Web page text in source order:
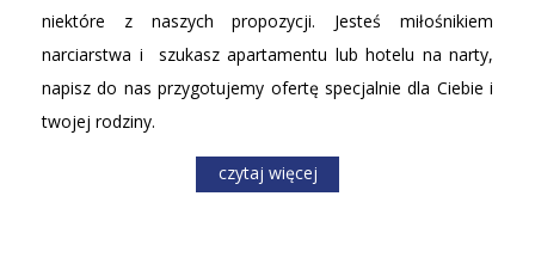
niektóre z naszych propozycji. Jesteś miłośnikiem
narciarstwa i szukasz apartamentu lub hotelu na narty,
napisz do nas przygotujemy ofertę specjalnie dla Ciebie i
twojej rodziny.
czytaj więcej